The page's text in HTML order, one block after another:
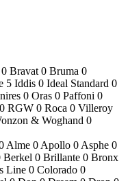
0 Bravat 0 Bruma 0
5 Iddis 0 Ideal Standard 0
0 Oras 0 Paffoni 0
0 RGW 0 Roca 0 Villeroy
& Woghand 0
Alme 0 Apollo 0 Asphe 0
Berkel 0 Brillante 0 Bronx
Line 0 Colorado 0